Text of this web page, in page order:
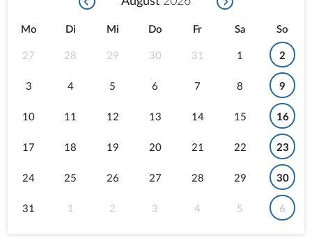
Mo Di Mi Do Fr Sa So
27 28 29 30 31 1 2
3 4 5 6 7 8 9
10 11 12 13 14 15 16
17 18 19 20 21 22 23
24 25 26 27 28 29 30
31 1 2 3 4 5 6